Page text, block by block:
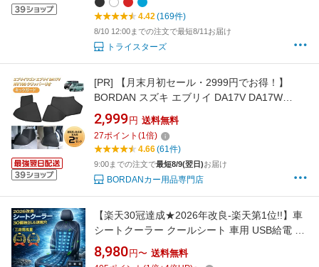
4.42(169件)
8/10 12:00までの注文で最短8/11お届け
トライスターズ
[PR]
【月末月初セール・2999円でお得！】
BORDAN スズキ エブリイ DA17V DA17W
DA18V DA18W エブリイワゴン フットサイドキ
ックガード ガードマット キックガード タイヤ
ハウス用 日産 NV100 クリッパーリオ カスタム
パーツ アクセサリー フロアマット 2枚入 1年保
証
2,999 円 送料無料
27ポイント (1倍)
4.66(61件)
9:00までの注文で最短8/9(翌日)お届け
BORDANカー用品専門店
【楽天30冠達成★2026年改良-楽天第1位!!】車
シートクーラー クールシート 車用 USB給電 三
段階風量調節メモリー機能 自動機能 お尻から
首元まで蒸れない アイスシルク素材 ハニカム
8,980 円〜 送料無料